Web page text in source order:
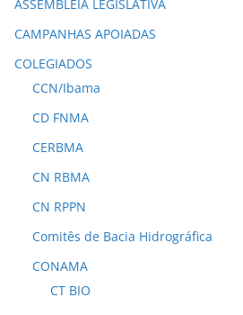
ASSEMBLEIA LEGISLATIVA
CAMPANHAS APOIADAS
COLEGIADOS
CCN/Ibama
CD FNMA
CERBMA
CN RBMA
CN RPPN
Comitês de Bacia Hidrográfica
CONAMA
CT BIO